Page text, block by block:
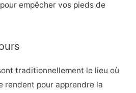
empêcher vos pieds de
traditionnellement le lieu où
rendent pour apprendre la